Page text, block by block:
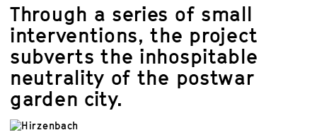
Through a series of small
interventions, the project
subverts the inhospitable
neutrality of the postwar
garden city.